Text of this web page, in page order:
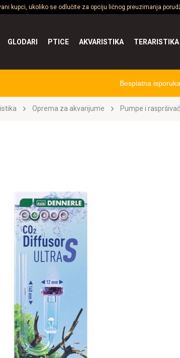
kupci, ukoliko se odlučite za opciju ličnog preuzimanja
GLODARI PTICE AKVARISTIKA TERARISTIKA
Besplatna
Oprema za akvarijume Pumpe i